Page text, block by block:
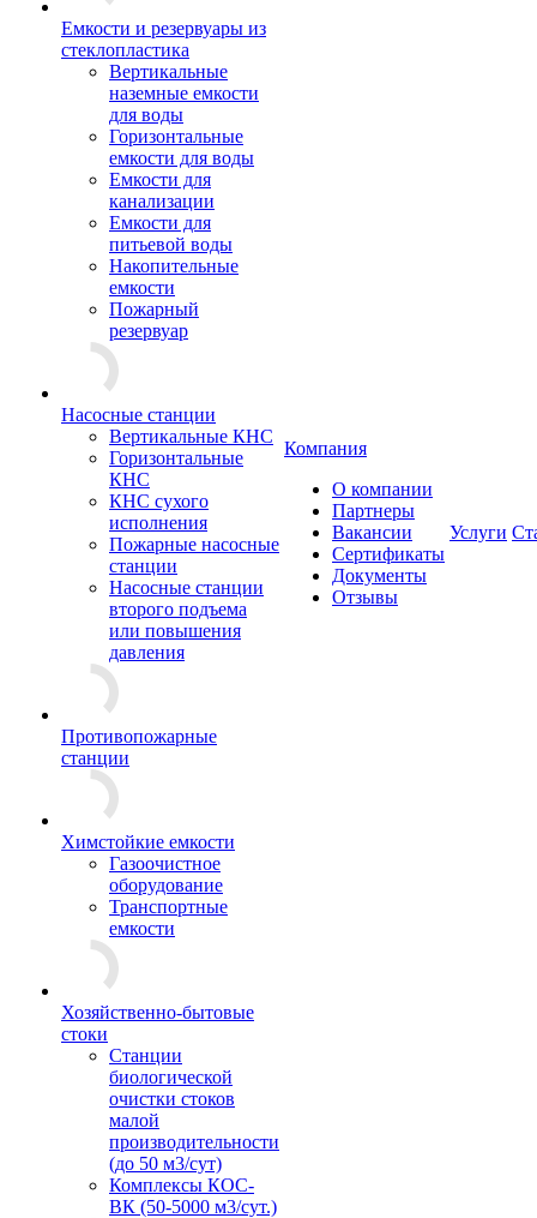
Емкости и резервуары из
стеклопластика
Вертикальные
наземные емкости
для воды
Горизонтальные
емкости для воды
Емкости для
канализации
Емкости для
питьевой воды
Накопительные
емкости
Пожарный
резервуар
Насосные станции
Вертикальные КНС
Горизонтальные
КНС
КНС сухого
исполнения
Пожарные насосные
станции
Насосные cтанции
второго подъема
или повышения
давления
Противопожарные
станции
Химстойкие емкости
Газоочистное
оборудование
Транспортные
емкости
Хозяйственно-бытовые
стоки
Станции
биологической
очистки стоков
малой
производительности
(до 50 м3/сут)
Комплексы КОС-
ВК (50-5000 м3/сут.)
Компания
О компании
Партнеры
Вакансии
Сертификаты
Документы
Отзывы
Услуги